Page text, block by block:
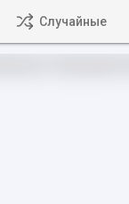
Случайные